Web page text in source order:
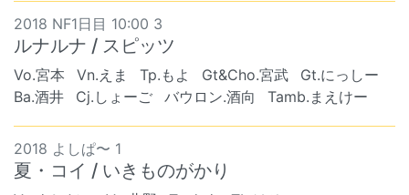
2018 NF1日目 10:00 3
ルナルナ / スピッツ
Vo.宮本 Vn.えま Tp.もよ Gt&Cho.宮武
Gt.にっしー
Ba.酒井
Cj.しょーご バウロン.酒向 Tamb.まえけー
2018 よしぱ〜 1
夏・コイ / いきものがかり